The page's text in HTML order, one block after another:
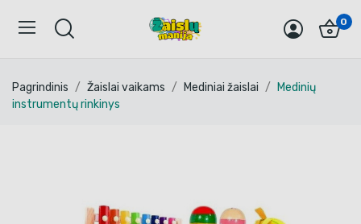
0
Pagrindinis Žaislai vaikams Mediniai žaislai
Medinių
instrumentų rinkinys